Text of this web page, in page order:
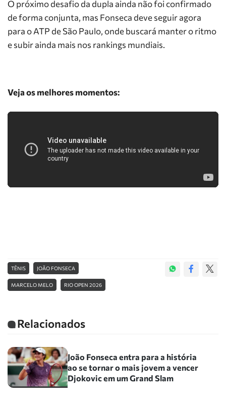
O próximo desafio da dupla ainda não foi confirmado
de forma conjunta, mas Fonseca deve seguir agora
para o ATP de São Paulo, onde buscará manter o ritmo
e subir ainda mais nos rankings mundiais.
Veja os melhores momentos:
TÊNIS JOÃO FONSECA
MARCELO MELO RIO OPEN 2026
Relacionados
João Fonseca entra para a história
ao se tornar o mais jovem a vencer
Djokovic em um Grand Slam